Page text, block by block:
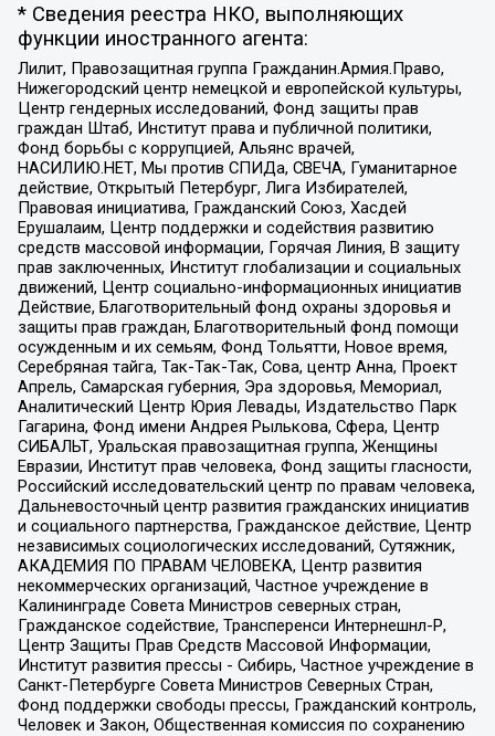
* Сведения реестра НКО, выполняющих
функции иностранного агента:
Лилит, Правозащитная группа Гражданин.Армия.Право,
Нижегородский центр немецкой и европейской культуры,
Центр гендерных исследований, Фонд защиты прав
граждан Штаб, Институт права и публичной политики,
Фонд борьбы с коррупцией, Альянс врачей,
НАСИЛИЮ.НЕТ, Мы против СПИДа, СВЕЧА, Гуманитарное
действие, Открытый Петербург, Лига Избирателей,
Правовая инициатива, Гражданский Союз, Хасдей
Ерушалаим, Центр поддержки и содействия развитию
средств массовой информации, Горячая Линия, В защиту
прав заключенных, Институт глобализации и социальных
движений, Центр социально-информационных инициатив
Действие, Благотворительный фонд охраны здоровья и
защиты прав граждан, Благотворительный фонд помощи
осужденным и их семьям, Фонд Тольятти, Новое время,
Серебряная тайга, Так-Так-Так, Сова, центр Анна, Проект
Апрель, Самарская губерния, Эра здоровья, Мемориал,
Аналитический Центр Юрия Левады, Издательство Парк
Гагарина, Фонд имени Андрея Рылькова, Сфера, Центр
СИБАЛЬТ, Уральская правозащитная группа, Женщины
Евразии, Институт прав человека, Фонд защиты гласности,
Российский исследовательский центр по правам человека,
Дальневосточный центр развития гражданских инициатив
и социального партнерства, Гражданское действие, Центр
независимых социологических исследований, Сутяжник,
АКАДЕМИЯ ПО ПРАВАМ ЧЕЛОВЕКА, Центр развития
некоммерческих организаций, Частное учреждение в
Калининграде Совета Министров северных стран,
Гражданское содействие, Трансперенси Интернешнл-Р,
Центр Защиты Прав Средств Массовой Информации,
Институт развития прессы - Сибирь, Частное учреждение в
Санкт-Петербурге Совета Министров Северных Стран,
Фонд поддержки свободы прессы, Гражданский контроль,
Человек и Закон, Общественная комиссия по сохранению